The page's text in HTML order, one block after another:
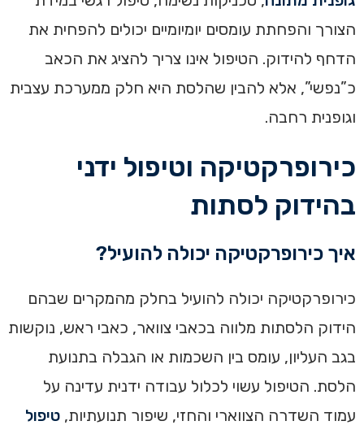
הצורך והפחתת עומסים יומיומיים יכולים להפחית את
הדחף להידוק. הטיפול אינו צריך להציג את הכאב
כ”נפשי”, אלא להבין שהלסת היא חלק ממערכת עצבית
וגופנית רחבה.
כירופרקטיקה וטיפול ידני
בהידוק לסתות
איך כירופרקטיקה יכולה להועיל?
כירופרקטיקה יכולה להועיל בחלק מהמקרים שבהם
הידוק הלסתות מלווה בכאבי צוואר, כאבי ראש, נוקשות
בגב העליון, עומס בין השכמות או הגבלה בתנועת
הלסת. הטיפול עשוי לכלול עבודה ידנית עדינה על
עמוד השדרה הצווארי והחזי, שיפור תנועתיות, טיפול